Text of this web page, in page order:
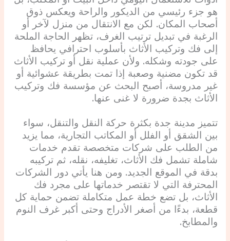
هو جزء رئيسي من الديكور والراحة ويعكس ذوق
أصحاب المكان. لكن مع الانتقال من منزل لآخر أو
الرغبة في تبديل ترتيب الغرف، تظهر الحاجة الملحة
إلى فك وتركيب الأثاث بأسلوب احترافي يحافظ
على جودته وشكله. ولأن عملية نقل أو تركيب الأثاث
قد تكون مضنية وصعبة إذا تمت بطريقة عشوائية أو
غير مدروسة، أصبح البحث عن مؤسسة فك وتركيب
الأثاث بجدة ضرورة لا غنى عنها.
تتميز مدينة جدة بكثرة حركة النقل والتنقل، سواء
بين الشقق أو الفلل أو المكاتب التجارية، مما يزيد
من الطلب على شركات متخصصة تقدم خدمات
شاملة تشمل فك الأثاث، تغليفه، نقله، ثم تركيبه
بدقة في الموقع الجديد. ومن هنا يأتي دور الشركات
المحترفة التي لا تقتصر خدماتها على مجرد فك
الأثاث، بل تضع خطة عمل متكاملة تضمن حماية كل
قطعة، بدءًا من أصغر الأدراج وحتى أكبر غرف النوم
والمطابخ.